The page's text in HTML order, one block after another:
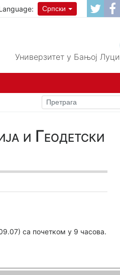
Српски
Универзитет у Бањој Луци
и Геодетски
са почетком у 9 часова.